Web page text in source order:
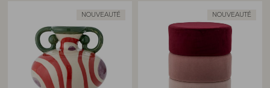
NOUVEAUTÉ NOUVEAUTÉ